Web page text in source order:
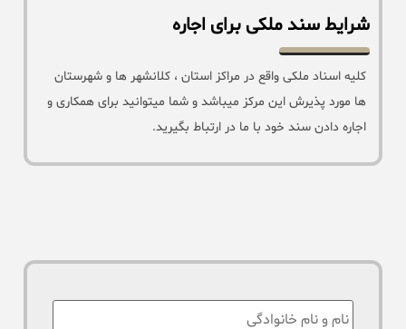
شرایط سند ملکی برای اجاره
کلیه اسناد ملکی واقع در مراکز استان ، کلانشهر ها و شهرستان
ها مورد پذیرش این مرکز میباشد و شما میتوانید برای همکاری و
اجاره دادن سند خود با ما در ارتباط بگیرید.
نام